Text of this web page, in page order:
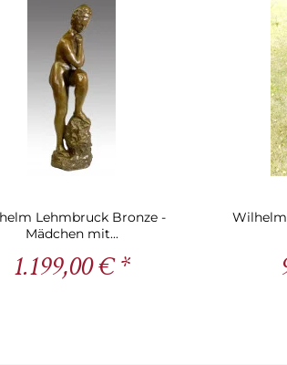
Lehmbruck Bronze -
Mädchen mit...
1.199,00 € *